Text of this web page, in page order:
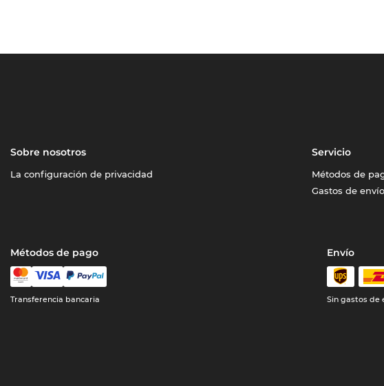
Sobre nosotros
La configuración de privacidad
Servicio
Métodos de
Gastos de envío
Métodos de pago
Transferencia bancaria
Envío
Sin gastos de